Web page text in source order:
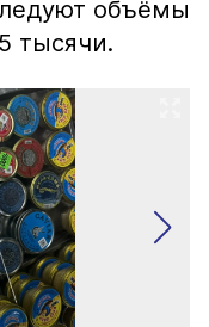
объёмы
тысячи.